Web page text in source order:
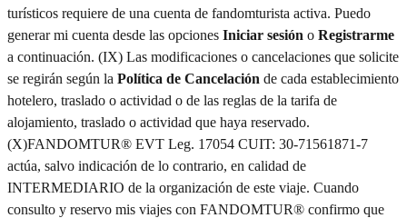
turísticos requiere de una cuenta de fandomturista activa. Puedo
generar mi cuenta desde las opciones Iniciar sesión o Registrarme
a continuación. (IX) Las modificaciones o cancelaciones que solicite
se regirán según la Política de Cancelación de cada establecimiento
hotelero, traslado o actividad o de las reglas de la tarifa de
alojamiento, traslado o actividad que haya reservado.
(X)FANDOMTUR® EVT Leg. 17054 CUIT: 30-71561871-7
actúa, salvo indicación de lo contrario, en calidad de
INTERMEDIARIO de la organización de este viaje. Cuando
consulto y reservo mis viajes con FANDOMTUR® confirmo que